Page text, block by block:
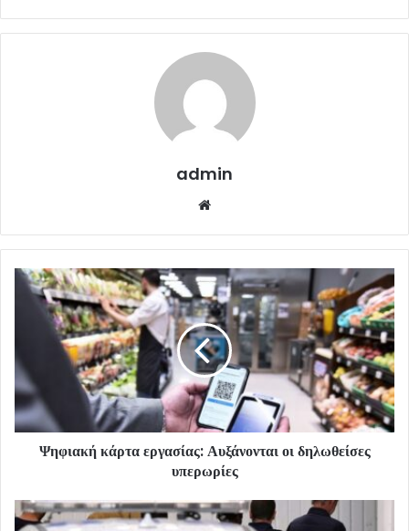
admin
Ψηφιακή κάρτα εργασίας: Αυξάνονται οι δηλωθείσες
υπερωρίες